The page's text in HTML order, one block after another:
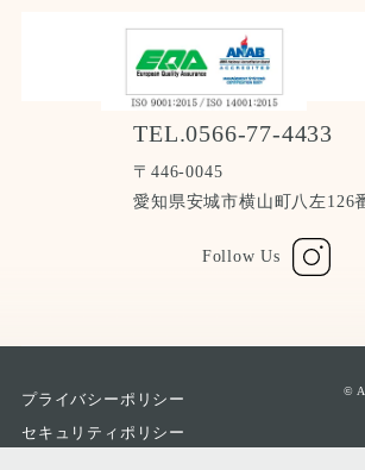
TEL.0566-77-4433
〒446-0045
愛知県安城市横山町八左126
Follow Us
プライバシーポリシー
セキュリティポリシー
©